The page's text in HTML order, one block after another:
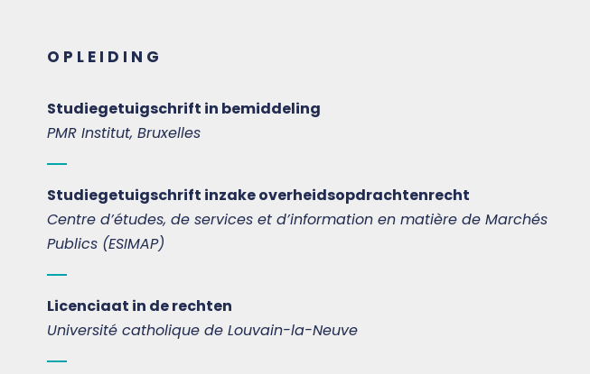
OPLEIDING
Studiegetuigschrift in bemiddeling
PMR Institut, Bruxelles
Studiegetuigschrift inzake overheidsopdrachtenrecht
Centre d’études, de services et d’information en matière de Marchés
Publics (ESIMAP)
Licenciaat in de rechten
Université catholique de Louvain-la-Neuve